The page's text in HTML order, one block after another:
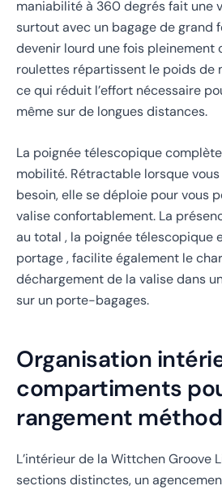
maniabilité à 360 degrés fait une
surtout avec un bagage de grand
devenir lourd une fois pleinement
roulettes répartissent le poids de
ce qui réduit l’effort nécessaire
même sur de longues distances.
La poignée télescopique
mobilité. Rétractable lorsque vous
besoin, elle se déploie pour vous
valise confortablement. La
au total , la poignée télescopique
portage , facilite également le
déchargement de la valise dans
sur un porte-bagages.
Organisation
compartiments
rangement
L’intérieur de la Wittchen Groove
sections distinctes, un